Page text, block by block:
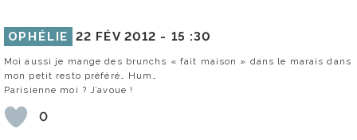
OPHÉLIE 22 FÉV 2012 - 15 :30
Moi aussi je mange des brunchs « fait maison » dans le marais dans
mon petit resto préféré… Hum…
Parisienne moi ? J’avoue !
0